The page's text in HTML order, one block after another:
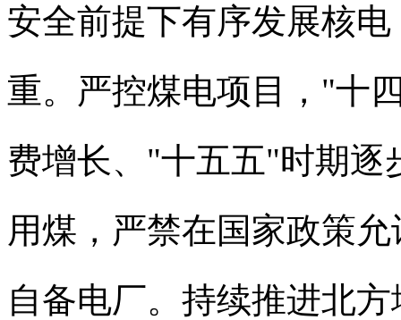
安全前提下有序发展核
重。严控煤电项目，"十
费增长、"十五五"时期逐
用煤，严禁在国家政策
自备电厂。持续推进北